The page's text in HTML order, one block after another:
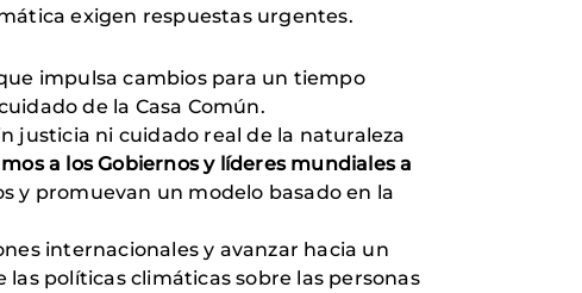
exigen respuestas urgentes.
impulsa cambios para un tiempo
de la Casa Común.
justicia ni cuidado real de la naturaleza
a los Gobiernos y líderes mundiales a
y promuevan un modelo basado en la
internacionales y avanzar hacia un
políticas climáticas sobre las personas